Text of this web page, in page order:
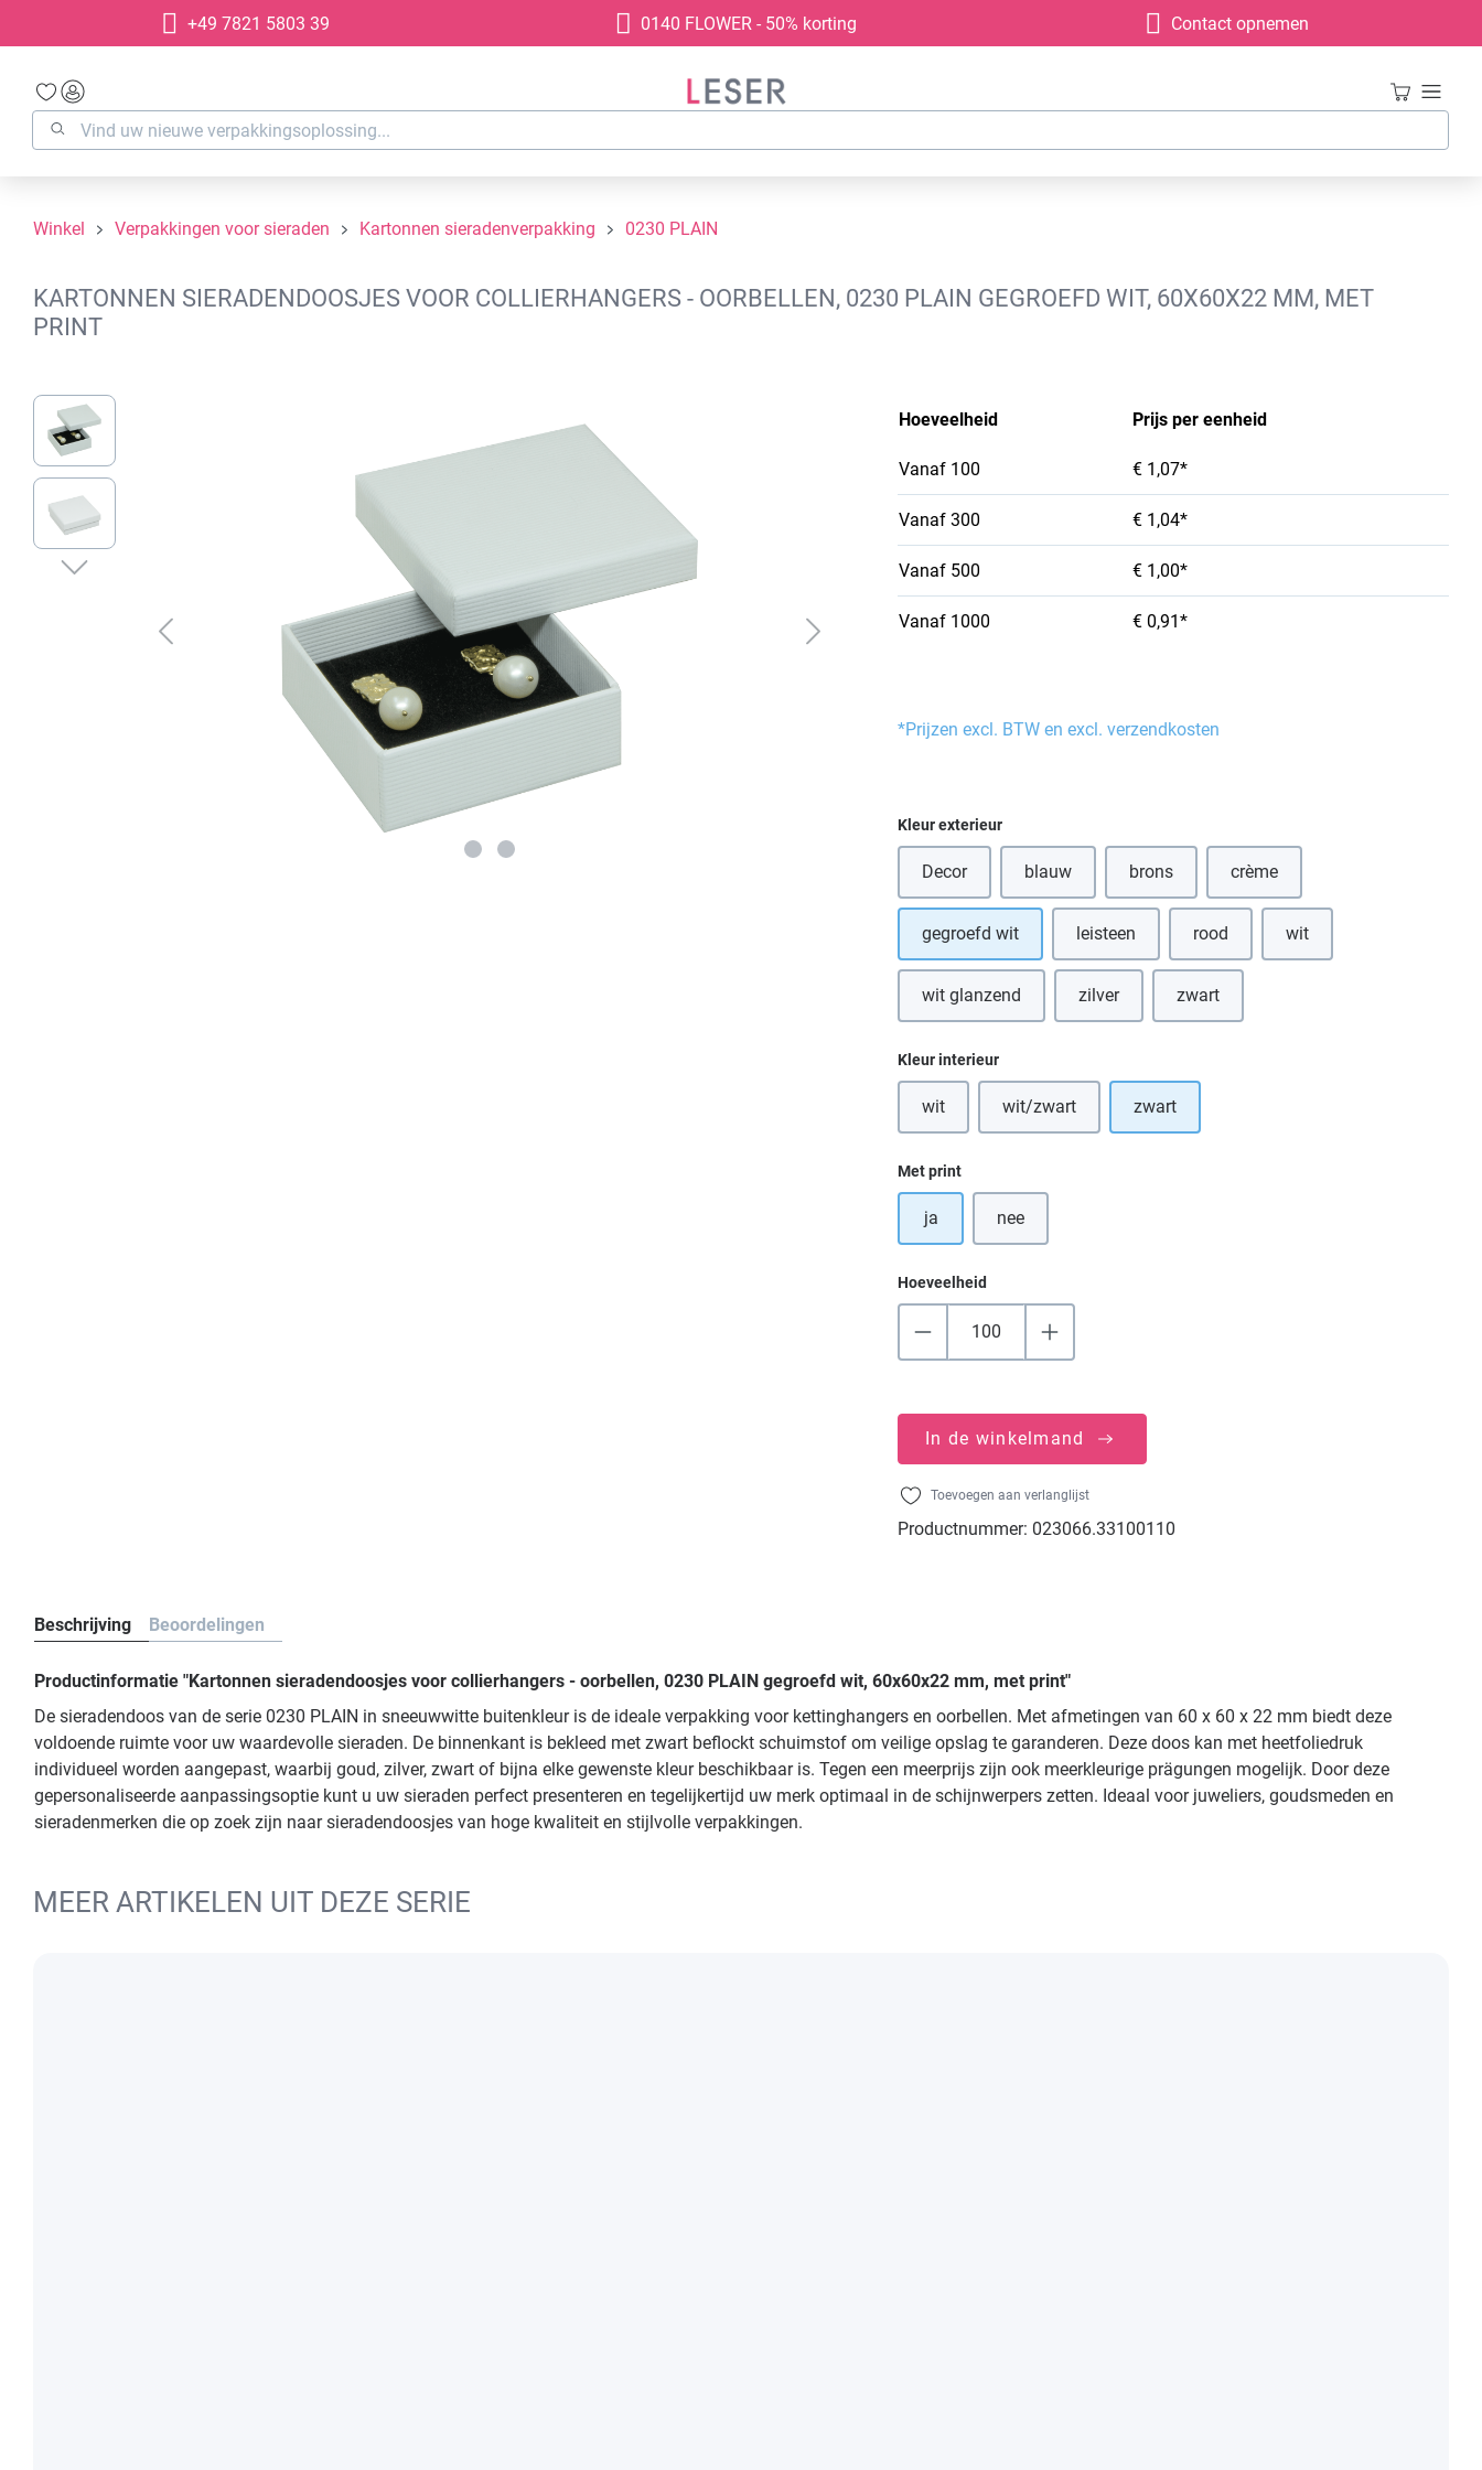
Ga naar de hoofdnavigatie
+49 7821 5803 39 0140 FLOWER - 50% korting Contact opnemen
Winkel Verpakkingen voor sieraden Kartonnen sieradenverpakking 0230 PLAIN
KARTONNEN SIERADENDOOSJES VOOR COLLIERHANGERS - OORBELLEN, 0230 PLAIN GEGROEFD WIT, 60X60X22 MM, MET
PRINT
Afbeeldingengalerij overslaan
Hoeveelheid Prijs per eenheid
Vanaf 100 € 1,07*
Vanaf 300 € 1,04*
Vanaf 500 € 1,00*
Vanaf 1000 € 0,91*
*Prijzen excl. BTW en excl. verzendkosten
Selecteer
Kleur exterieur
Decor blauw(Deze optie is momenteel niet beschikbaar.)
brons(Deze optie is momenteel niet beschikbaar.)
crème(Deze optie is momenteel niet
gegroefd wit leisteen rood wit(Deze optie is momenteel
wit glanzend(Deze optie is momenteel niet beschikbaar.)
zilver zwart
Selecteer
Kleur interieur
wit(Deze optie is momenteel niet beschikbaar.)
wit/zwart(Deze optie is momenteel niet beschikbaar.)
zwart
Selecteer
Met print
ja nee
Hoeveelheid
In de winkelmand
Toevoegen aan verlanglijst
Productnummer: 023066.33100110
Beschrijving Beoordelingen
Productinformatie "Kartonnen sieradendoosjes voor collierhangers - oorbellen, 0230 PLAIN gegroefd wit, 60x60x22 mm, met print"
De sieradendoos van de serie 0230 PLAIN in sneeuwwitte buitenkleur is de ideale verpakking voor kettinghangers en oorbellen. Met afmetingen van 60 x 60 x 22 mm biedt deze
voldoende ruimte voor uw waardevolle sieraden. De binnenkant is bekleed met zwart beflockt schuimstof om veilige opslag te garanderen. Deze doos kan met heetfoliedruk
individueel worden aangepast, waarbij goud, zilver, zwart of bijna elke gewenste kleur beschikbaar is. Tegen een meerprijs zijn ook meerkleurige prägungen mogelijk. Door deze
gepersonaliseerde aanpassingsoptie kunt u uw sieraden perfect presenteren en tegelijkertijd uw merk optimaal in de schijnwerpers zetten. Ideaal voor juweliers, goudsmeden en
sieradenmerken die op zoek zijn naar sieradendoosjes van hoge kwaliteit en stijlvolle verpakkingen.
MEER ARTIKELEN UIT DEZE SERIE